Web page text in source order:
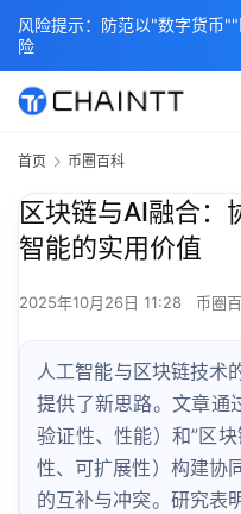
首页 币圈百科
区块链与AI融合：
智能的实用价值
2025年10月26日 11:28 币圈
人工智能与区块链技术
提供了新思路。文章通
验证性、性能）和”区
性、可扩展性）构建协
的互补与冲突。研究表
风险提示：防范以"数字货币
险